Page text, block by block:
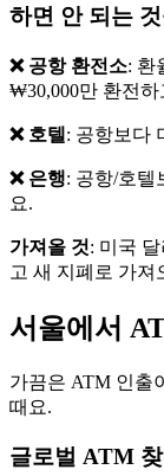
하면 안 되는
❌ 공항 환전소: 환
₩30,000만 환전하
❌ 호텔 : 공항보다
❌ 은행: 공항/호텔
요.
가져올 것: 미국
고 새 지폐로 가
서울에서
가끔은 ATM 인출
때요.
글로벌 ATM 찾